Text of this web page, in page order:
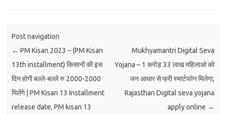
Post navigation
← PM Kisan 2023 – (PM Kisan
13th installment) किसानों की इस
दिन होगी बल्ले-बल्ले रु 2000-2000
मिलेंगे | PM Kisan 13 Installment
release date, PM kisan 13
Mukhyamantri Digital Seva
Yojana – 1 करोड़ 33 लाख महिलाओ को
जन आधार से फ्री स्मार्टफोन मिलेगा,
Rajasthan Digital seva yojana
apply online →